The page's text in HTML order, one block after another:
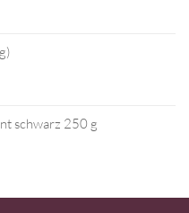
schwarz 250 g